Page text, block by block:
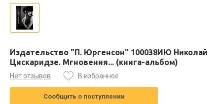
Издательство "П. Юргенсон" 100038ИЮ Николай
Цискаридзе. Мгновения... (книга-альбом)
Нет отзывов В избранное
Сообщить о поступлении